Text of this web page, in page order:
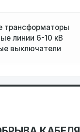
трансформаторы
линии 6-10 кВ
выключатели